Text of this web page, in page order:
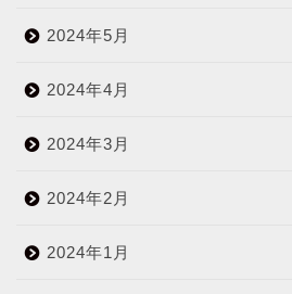
2024年5月
2024年4月
2024年3月
2024年2月
2024年1月